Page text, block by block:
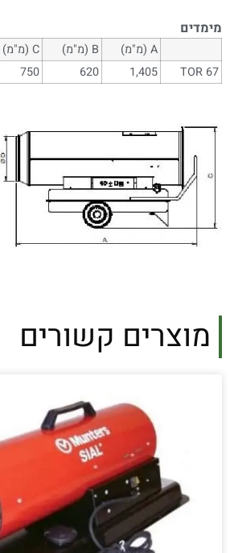
מימדים
A (מ"מ) B (מ"מ) C (מ"מ)
TOR 67
1,405
620
750
מוצרים קשורים